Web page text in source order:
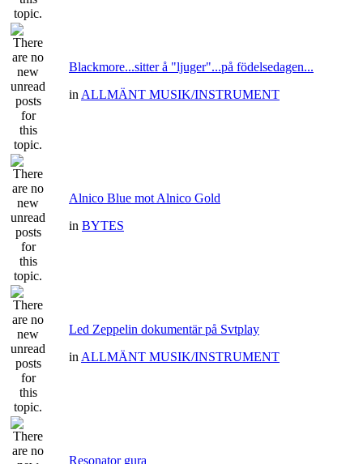
Blackmore...sitter å "ljuger"...på födelsedagen...
in ALLMÄNT MUSIK/INSTRUMENT
Alnico Blue mot Alnico Gold
in BYTES
Led Zeppelin dokumentär på Svtplay
in ALLMÄNT MUSIK/INSTRUMENT
Resonator gura